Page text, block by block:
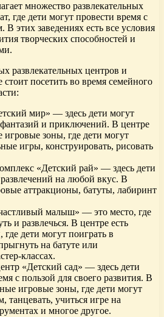
множество развлекательных
где дети могут провести время с
В этих заведениях есть все условия
творческих способностей и
развлекательных центров и
посетить во время семейного
мир» — здесь дети могут
и приключений. В центре
игровые зоны, где дети могут
игры, конструировать, рисовать
«Детский рай» — здесь дети
на любой вкус. В
аттракционы, батуты, лабиринт
малыш» — это место, где
и развлечься. В центре есть
дети могут поиграть в
на батуте или
классах.
«Детский сад» — здесь дети
с пользой для своего развития. В
игровые зоны, где дети могут
танцевать, учиться игре на
и многое другое.